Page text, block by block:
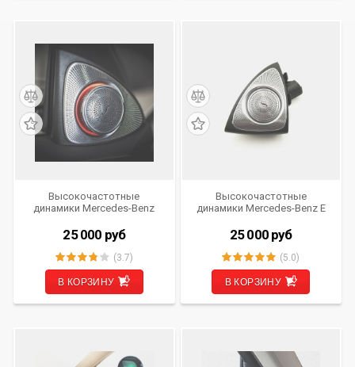
Высокочастотные
динамики Mercedes-Benz
3D-Tweeter Burmester Style с
подсветкой Ambient IV-3D-
MBGLC-20
25 000 руб
(3.7)
В КОРЗИНУ
Высокочастотные
динамики Mercedes-Benz E
Tweeter Burmester Style с
подсветкой Ambient IV-3D-
MBE
25 000 руб
(5.0)
В КОРЗИНУ